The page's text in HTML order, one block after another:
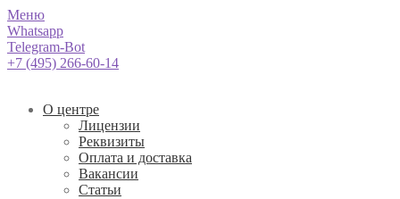
Меню
Whatsapp
Telegram-Bot
+7 (495) 266-60-14
О центре
Лицензии
Реквизиты
Оплата и доставка
Вакансии
Статьи